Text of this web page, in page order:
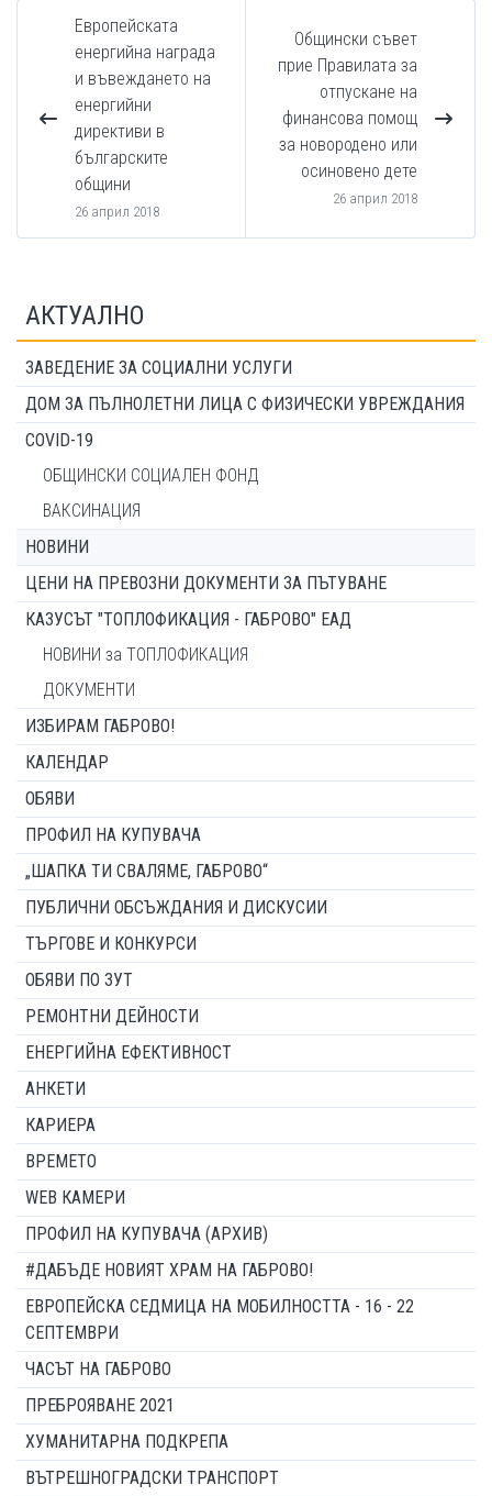
Европейската
енергийна награда
и въвеждането на
енергийни
директиви в
българските
общини
26 април 2018
Общински съвет
прие Правилата за
отпускане на
финансова помощ
за новородено или
осиновено дете
26 април 2018
АКТУАЛНО
ЗАВЕДЕНИЕ ЗА СОЦИАЛНИ УСЛУГИ
ДОМ ЗА ПЪЛНОЛЕТНИ ЛИЦА С ФИЗИЧЕСКИ УВРЕЖДАНИЯ
COVID-19
ОБЩИНСКИ СОЦИАЛЕН ФОНД
ВАКСИНАЦИЯ
НОВИНИ
ЦЕНИ НА ПРЕВОЗНИ ДОКУМЕНТИ ЗА ПЪТУВАНЕ
КАЗУСЪТ "ТОПЛОФИКАЦИЯ - ГАБРОВО" ЕАД
НОВИНИ за ТОПЛОФИКАЦИЯ
ДОКУМЕНТИ
ИЗБИРАМ ГАБРОВО!
КАЛЕНДАР
ОБЯВИ
ПРОФИЛ НА КУПУВАЧА
„ШАПКА ТИ СВАЛЯМЕ, ГАБРОВО“
ПУБЛИЧНИ ОБСЪЖДАНИЯ И ДИСКУСИИ
ТЪРГОВЕ И КОНКУРСИ
ОБЯВИ ПО ЗУТ
РЕМОНТНИ ДЕЙНОСТИ
ЕНЕРГИЙНА ЕФЕКТИВНОСТ
АНКЕТИ
КАРИЕРА
ВРЕМЕТО
WEB КАМЕРИ
ПРОФИЛ НА КУПУВАЧА (АРХИВ)
#ДАБЪДЕ НОВИЯТ ХРАМ НА ГАБРОВО!
ЕВРОПЕЙСКА СЕДМИЦА НА МОБИЛНОСТТА - 16 - 22
СЕПТЕМВРИ
ЧАСЪТ НА ГАБРОВО
ПРЕБРОЯВАНЕ 2021
ХУМАНИТАРНА ПОДКРЕПА
ВЪТРЕШНОГРАДСКИ ТРАНСПОРТ